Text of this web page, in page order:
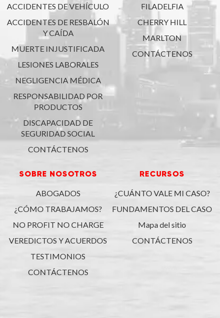
ACCIDENTES DE VEHÍCULO
ACCIDENTES DE RESBALÓN
Y CAÍDA
MUERTE INJUSTIFICADA
LESIONES LABORALES
NEGLIGENCIA MÉDICA
RESPONSABILIDAD POR
PRODUCTOS
DISCAPACIDAD DE
SEGURIDAD SOCIAL
CONTÁCTENOS
FILADELFIA
CHERRY HILL
MARLTON
CONTÁCTENOS
SOBRE NOSOTROS
ABOGADOS
¿CÓMO TRABAJAMOS?
NO PROFIT NO CHARGE
VEREDICTOS Y ACUERDOS
TESTIMONIOS
CONTÁCTENOS
RECURSOS
¿CUÁNTO VALE MI CASO?
FUNDAMENTOS DEL CASO
Mapa del sitio
CONTÁCTENOS